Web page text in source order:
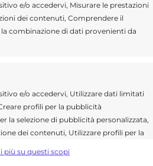
e/o accedervi, Misurare le prestazioni
dei contenuti, Comprendere il
combinazione di dati provenienti da
e/o accedervi, Utilizzare dati limitati
profili per la pubblicità
la selezione di pubblicità personalizzata,
dei contenuti, Utilizzare profili per la
dei contenuti.
più su questi scopi
disputata a Palermo.
Motyka Bike
tappa strada
ciclismo giovanile,
vince la prima